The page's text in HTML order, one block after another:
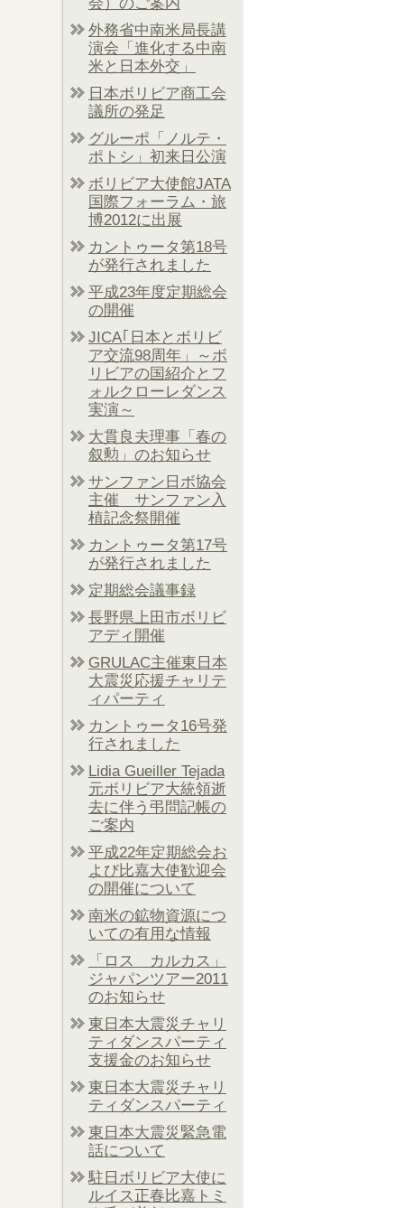
外務省中南米局長講
演会「進化する中南
米と日本外交」
日本ボリビア商工会
議所の発足
グルーポ「ノルテ・
ポトシ」初来日公演
ボリビア大使館JATA
国際フォーラム・旅
博2012に出展
カントゥータ第18号
が発行されました
平成23年度定期総会
の開催
JICA｢日本とボリビ
ア交流98周年」～ボ
リビアの国紹介とフ
ォルクローレダンス
実演～
大貫良夫理事「春の
叙勲」のお知らせ
サンファン日ボ協会
主催 サンファン入
植記念祭開催
カントゥータ第17号
が発行されました
定期総会議事録
長野県上田市ボリビ
アディ開催
GRULAC主催東日本
大震災応援チャリテ
ィパーティ
カントゥータ16号発
行されました
Lidia Gueiller Tejada
元ボリビア大統領逝
去に伴う弔問記帳の
ご案内
平成22年定期総会お
よび比嘉大使歓迎会
の開催について
南米の鉱物資源につ
いての有用な情報
「ロス カルカス」
ジャパンツアー2011
のお知らせ
東日本大震災チャリ
ティダンスパーティ
支援金のお知らせ
東日本大震災チャリ
ティダンスパーティ
東日本大震災緊急電
話について
駐日ボリビア大使に
ルイス正春比嘉トミ